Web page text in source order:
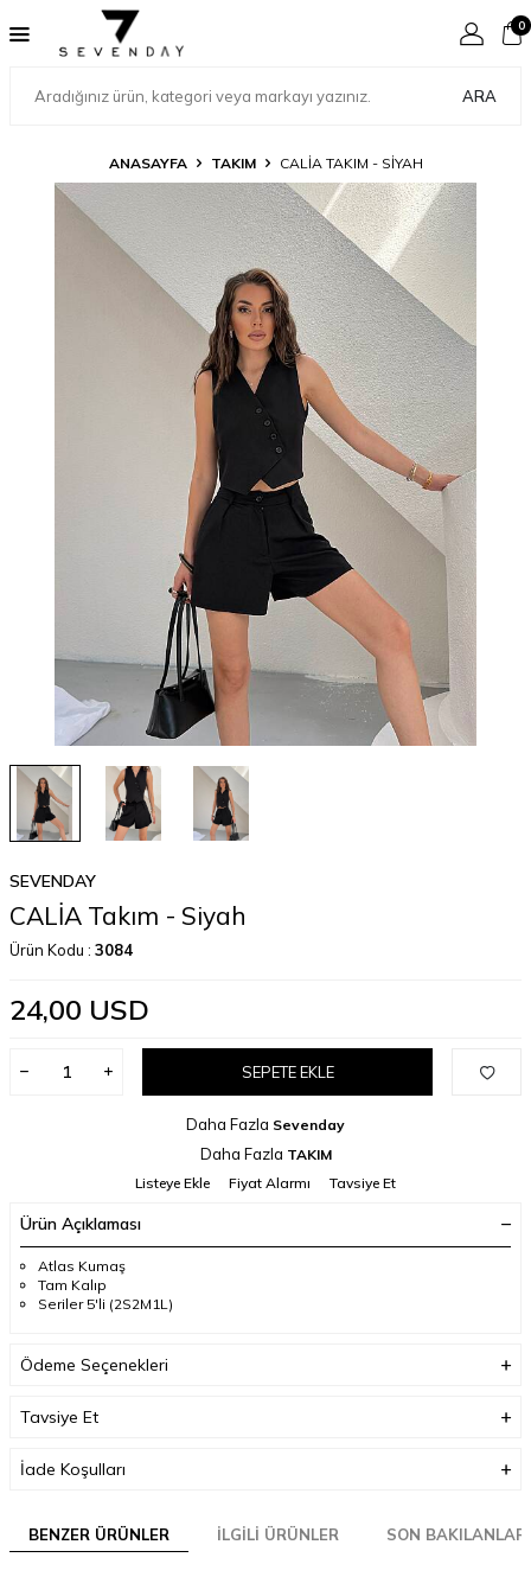
ARA
0
ANASAYFA TAKIM CALİA TAKIM - SIYAH
SEVENDAY
CALİA Takım - Siyah
Ürün Kodu : 3084
24,00 USD
SEPETE EKLE
Daha Fazla Sevenday
Daha Fazla TAKIM
Listeye Ekle
Fiyat Alarmı Tavsiye Et
Ürün Açıklaması
Atlas Kumaş
Tam Kalıp
Seriler 5'li (2S2M1L)
Ödeme Seçenekleri
Tavsiye Et
İade Koşulları
BENZER ÜRÜNLER İLGILI ÜRÜNLER SON BAKILANLAR